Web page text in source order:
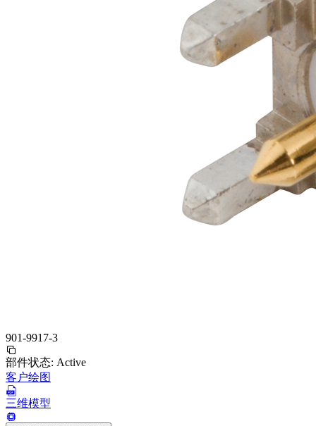
901-9917-3
部件状态: Active
客户绘图
三维模型